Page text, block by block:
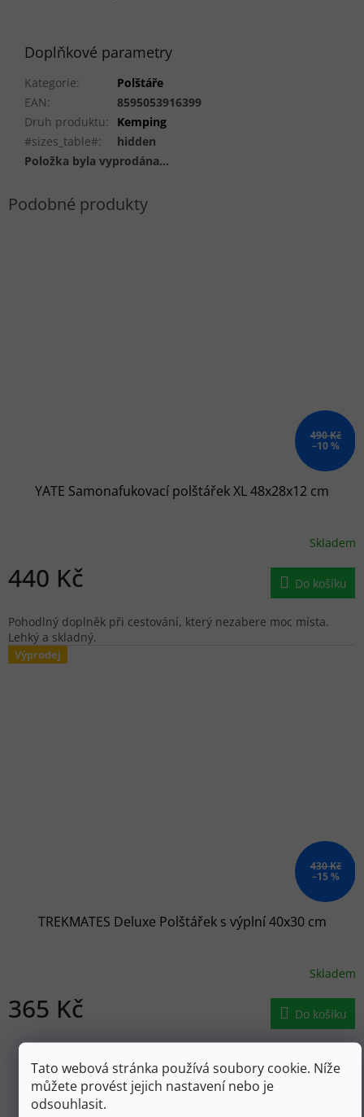
Tato webová stránka používá soubory cookie. Níže
můžete provést jejich nastavení nebo je
odsouhlasit.
Doplňkové parametry
Kategorie:
Polštáře
EAN:
8595053916399
Druh produktu:
Kemping
#sizes_table#:
hidden
Položka byla vyprodána…
490 Kč
–10 %
YATE Samonafukovací polštářek XL 48x28x12 cm
Skladem
440 Kč Do košíku
Pohodlný doplněk při cestování, který nezabere moc místa.
Lehký a skladný.
Výprodej
430 Kč
–15 %
TREKMATES Deluxe Polštářek s výplní 40x30 cm
Skladem
365 Kč Do košíku
ZOBRAZIT VŠECHNY PODOBNÉ PRODUKTY